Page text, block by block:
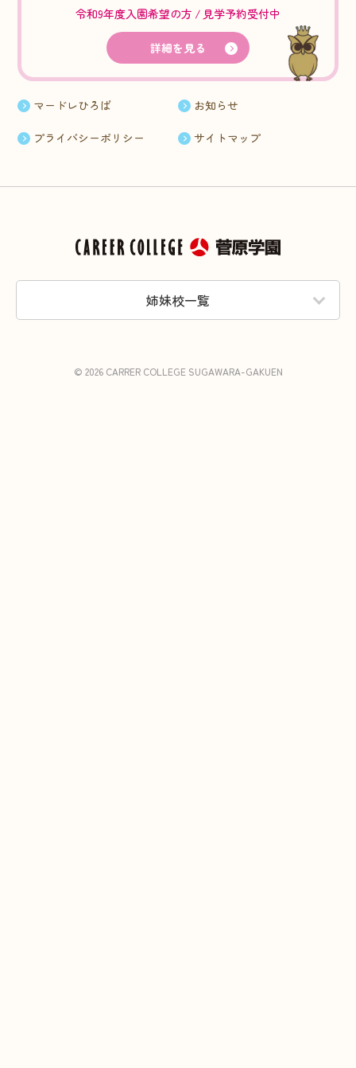
令和9年度入園希望の方 見学予約受付中
詳細を見る
マードレひろば お知らせ
プライバシーポリシー サイトマップ
姉妹校一覧
© 2026 CARRER COLLEGE SUGAWARA-GAKUEN